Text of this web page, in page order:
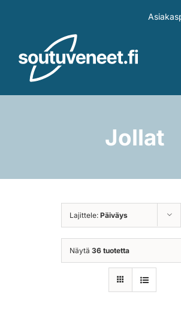
Jollat
Lajittele: Päiväys
Näytä 36 tuotetta